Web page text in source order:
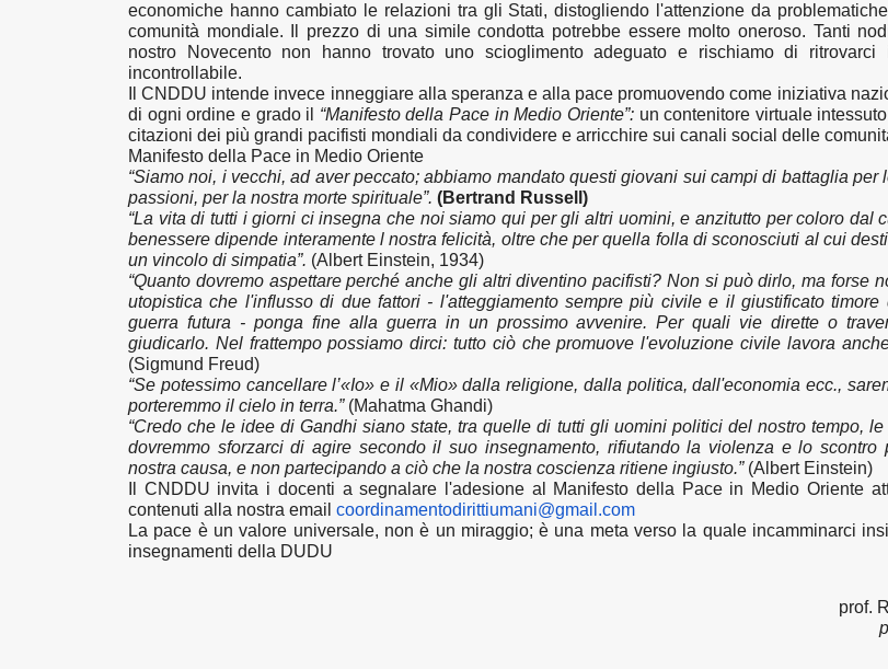
economiche hanno cambiato le relazioni tra gli Stati, distogliendo l'attenzione da
comunità mondiale. Il prezzo di una simile condotta potrebbe essere molto oneroso. Tanti
nostro Novecento non hanno trovato uno scioglimento adeguato e rischiamo di ritrovarci
incontrollabile.
Il CNDDU intende invece inneggiare alla speranza e alla pace promuovendo come iniziativa
di ogni ordine e grado il “Manifesto della Pace in Medio Oriente”:un contenitore virtuale
citazioni dei più grandi pacifisti mondiali da condividere e arricchire sui canali social delle
Manifesto della Pace in Medio Oriente
“Siamo noi, i vecchi, ad aver peccato; abbiamo mandato questi giovani sui campi di battaglia per
passioni, per la nostra morte spirituale”. (Bertrand Russell)
“La vita di tutti i giorni ci insegna che noi siamo qui per gli altri uomini, e anzitutto per coloro dal
benessere dipende interamente l nostra felicità, oltre che per quella folla di sconosciuti al cui
un vincolo di simpatia”. (Albert Einstein, 1934)
“Quanto dovremo aspettare perché anche gli altri diventino pacifisti? Non si può dirlo, ma forse
utopistica che l'influsso di due fattori - l'atteggiamento sempre più civile e il giustificato timore
guerra futura - ponga fine alla guerra in un prossimo avvenire. Per quali vie dirette o
giudicarlo. Nel frattempo possiamo dirci: tutto ciò che promuove l'evoluzione civile lavora
(Sigmund Freud)
“Se potessimo cancellare l’«Io» e il «Mio» dalla religione, dalla politica, dall'economia ecc.,
porteremmo il cielo in terra.” (Mahatma Ghandi)
“Credo che le idee di Gandhi siano state, tra quelle di tutti gli uomini politici del nostro tempo,
dovremmo sforzarci di agire secondo il suo insegnamento, rifiutando la violenza e lo scontro
nostra causa, e non partecipando a ciò che la nostra coscienza ritiene ingiusto.”(Albert Einstein)
Il CNDDU invita i docenti a segnalare l'adesione al Manifesto della Pace in Medio Oriente
contenuti alla nostra email coordinamentodirittiumani@gmail.com
La pace è un valore universale, non è un miraggio; è una meta verso la quale incamminarci
insegnamenti della DUDU
prof.